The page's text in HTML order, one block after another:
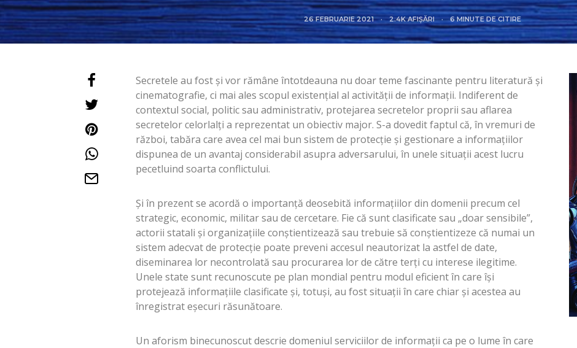
26 FEBRUARIE 2021 2.4K AFIȘĂRI 6 MINUTE DE CITIRE
Secretele au fost şi vor rămâne întotdeauna nu doar teme fascinante pentru literatură şi
cinematografie, ci mai ales scopul existenţial al activităţii de informaţii. Indiferent de
contextul social, politic sau administrativ, protejarea secretelor proprii sau aflarea
secretelor celorlalţi a reprezentat un obiectiv major. S-a dovedit faptul că, în vremuri de
război, tabăra care avea cel mai bun sistem de protecţie şi gestionare a informaţiilor
dispunea de un avantaj considerabil asupra adversarului, în unele situaţii acest lucru
pecetluind soarta conflictului.
Şi în prezent se acordă o importanţă deosebită informaţiilor din domenii precum cel
strategic, economic, militar sau de cercetare. Fie că sunt clasificate sau „doar sensibile”,
actorii statali şi organizaţiile conştientizează sau trebuie să conştientizeze că numai un
sistem adecvat de protecţie poate preveni accesul neautorizat la astfel de date,
diseminarea lor necontrolată sau procurarea lor de către terţi cu interese ilegitime.
Unele state sunt recunoscute pe plan mondial pentru modul eficient în care îşi
protejează informaţiile clasificate şi, totuşi, au fost situaţii în care chiar şi acestea au
înregistrat eşecuri răsunătoare.
Un aforism binecunoscut descrie domeniul serviciilor de informaţii ca pe o lume în care